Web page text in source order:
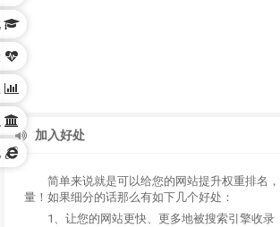
加入好处
简单来说就是可以给您的网站提升权重排名
量！如果细分的话那么有如下几个好处：
1、让您的网站更快、更多地被搜索引擎收录